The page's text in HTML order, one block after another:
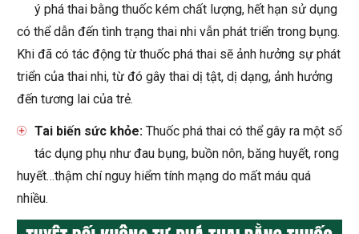
ý phá thai bằng thuốc kém chất lượng, hết hạn sử dụng
có thể dẫn đến tình trạng thai nhi vẫn phát triển trong bụng.
Khi đã có tác động từ thuốc phá thai sẽ ảnh hưởng sự phát
triển của thai nhi, từ đó gây thai dị tật, dị dạng, ảnh hưởng
đến tương lai của trẻ.
Tai biến sức khỏe: Thuốc phá thai có thể gây ra một số
tác dụng phụ như đau bụng, buồn nôn, băng huyết, rong
huyết…thậm chí nguy hiểm tính mạng do mất máu quá
nhiều.